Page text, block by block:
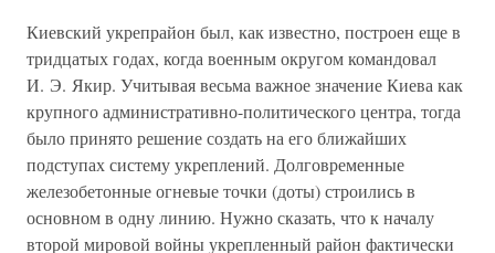
Киевский укрепрайон был, как известно, построен еще в
тридцатых годах, когда военным округом командовал
И. Э. Якир. Учитывая весьма важное значение Киева как
крупного административно-политического центра, тогда
было принято решение создать на его ближайших
подступах систему укреплений. Долговременные
железобетонные огневые точки (доты) строились в
основном в одну линию. Нужно сказать, что к началу
второй мировой войны укрепленный район фактически